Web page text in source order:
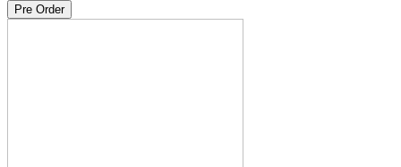
Pre Order